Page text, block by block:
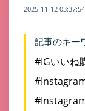
2025-11-12 03:37:54
記事のキー
#IGいいね